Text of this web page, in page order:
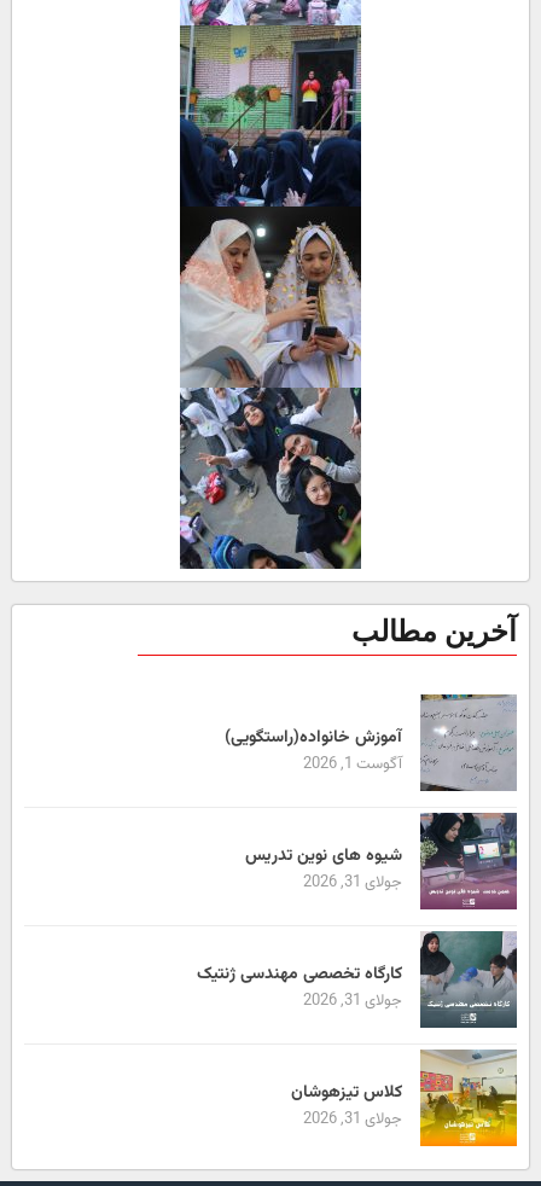
آخرین مطالب
آموزش خانواده(راستگویی)
آگوست 1, 2026
شیوه های نوین تدریس
جولای 31, 2026
کارگاه تخصصی مهندسی ژنتیک
جولای 31, 2026
کلاس تیزهوشان
جولای 31, 2026